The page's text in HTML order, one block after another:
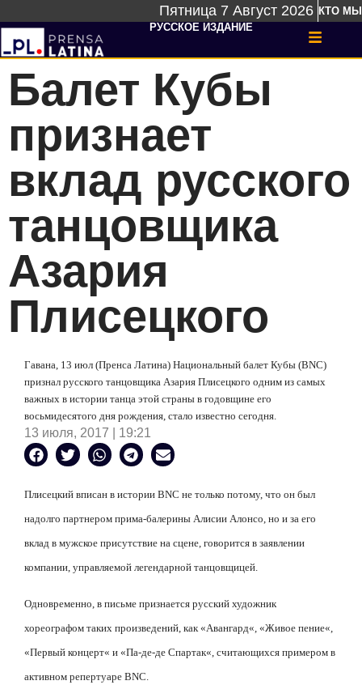
Пятница 7 Август 2026 КТО МЫ
РУССКОЕ ИЗДАНИЕ
Балет Кубы
признает
вклад русского
танцовщика
Азария
Плисецкого
Гавана, 13 июл (Пренса Латина) Национальный балет Кубы (BNC)
признал русского танцовщика Азария Плисецкого одним из самых
важных в истории танца этой страны в годовщине его
восьмидесятого дня рождения, стало известно сегодня.
13 июля, 2017 | 19:21
Плисецкий вписан в истории BNC не только потому, что он был
надолго партнером прима-балерины Алисии Алонсо, но и за его
вклад в мужское присутствие на сцене, говорится в заявлении
компании, управляемой легендарной танцовщицей.
Одновременно, в письме признается русский художник
хореографом таких произведений, как «Авангард« , «Живое пение«
«Первый концерт« и «Па-де-де Спартак« , считающихся примером в
активном репертуаре BNC.